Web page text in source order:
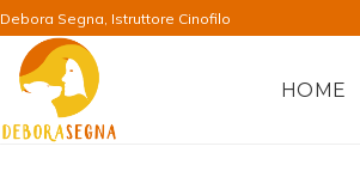
Debora Segna, Istruttore Cinofilo
HOME